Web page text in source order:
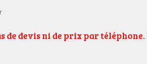
de devis ni de prix par